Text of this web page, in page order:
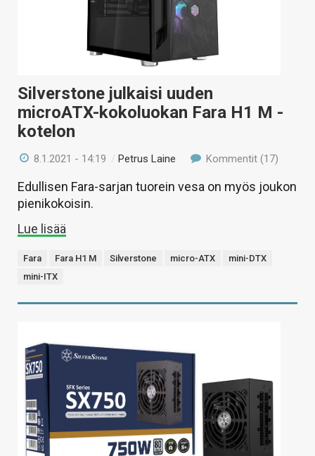
Silverstone julkaisi uuden
microATX-kokoluokan Fara H1 M -
kotelon
8.1.2021 - 14:19 / Petrus Laine Kommentit (17)
Edullisen Fara-sarjan tuorein vesa on myös joukon
pienikokoisin.
Lue lisää
Fara Fara H1 M Silverstone micro-ATX
mini-DTX
mini-ITX